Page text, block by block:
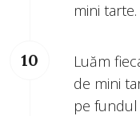
mini tarte.
Luăm
de mini
pe